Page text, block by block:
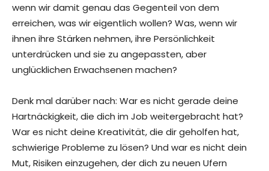
wenn wir damit genau das Gegenteil von dem
erreichen, was wir eigentlich wollen? Was, wenn wir
ihnen ihre Stärken nehmen, ihre Persönlichkeit
unterdrücken und sie zu angepassten, aber
unglücklichen Erwachsenen machen?
Denk mal darüber nach: War es nicht gerade deine
Hartnäckigkeit, die dich im Job weitergebracht hat?
War es nicht deine Kreativität, die dir geholfen hat,
schwierige Probleme zu lösen? Und war es nicht dein
Mut, Risiken einzugehen, der dich zu neuen Ufern